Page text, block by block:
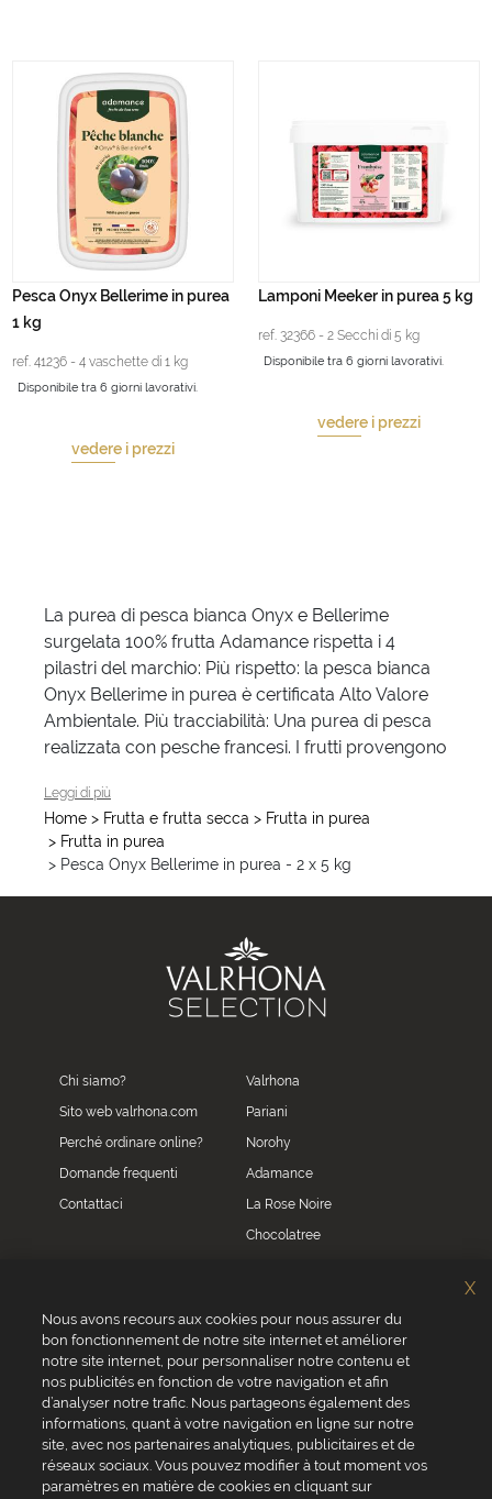
Pesca Onyx Bellerime in purea
1 kg
ref. 41236 - 4 vaschette di 1 kg
Disponibile tra 6 giorni lavorativi.
vedere i prezzi
Lamponi Meeker in purea 5 kg
ref. 32366 - 2 Secchi di 5 kg
Disponibile tra 6 giorni lavorativi.
vedere i prezzi
La purea di pesca bianca Onyx e Bellerime
surgelata 100% frutta Adamance rispetta i 4
pilastri del marchio: Più rispetto: la pesca bianca
Onyx Bellerime in purea è certificata Alto Valore
Ambientale. Più tracciabilità: Una purea di pesca
realizzata con pesche francesi. I frutti provengono
Leggi di più
Home > Frutta e frutta secca > Frutta in purea
> Frutta in purea
> Pesca Onyx Bellerime in purea - 2 x 5 kg
Chi siamo?
Sito web valrhona.com
Perché ordinare online?
Domande frequenti
Contattaci
Valrhona
Pariani
Norohy
Adamance
La Rose Noire
Chocolatree
Servizio clienti
0039 02 82 94 01 46
Da lunedì a venerdì dalle 8.30 alle 17.30
Nous avons recours aux cookies pour nous assurer du
bon fonctionnement de notre site internet et améliorer
notre site internet, pour personnaliser notre contenu et
nos publicités en fonction de votre navigation et afin
d’analyser notre trafic. Nous partageons également des
informations, quant à votre navigation en ligne sur notre
site, avec nos partenaires analytiques, publicitaires et de
réseaux sociaux. Vous pouvez modifier à tout moment vos
paramètres en matière de cookies en cliquant sur
X